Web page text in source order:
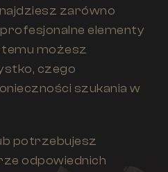
zarówno
elementy
temu możesz
czego
szukania w
potrzebujesz
odpowiednich